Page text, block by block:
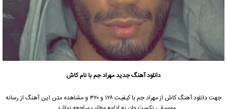
دانلود آهنگ جدیدمهراد جم با نام کاش
جهت دانلود آهنگ کاش از مهراد جم با کیفیت ۱۲۸ و ۳۲۰ و مشاهده متن این آهنگ از رسانه